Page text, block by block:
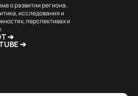
о развитии региона.
исследования и
перспективах и
➔
➔